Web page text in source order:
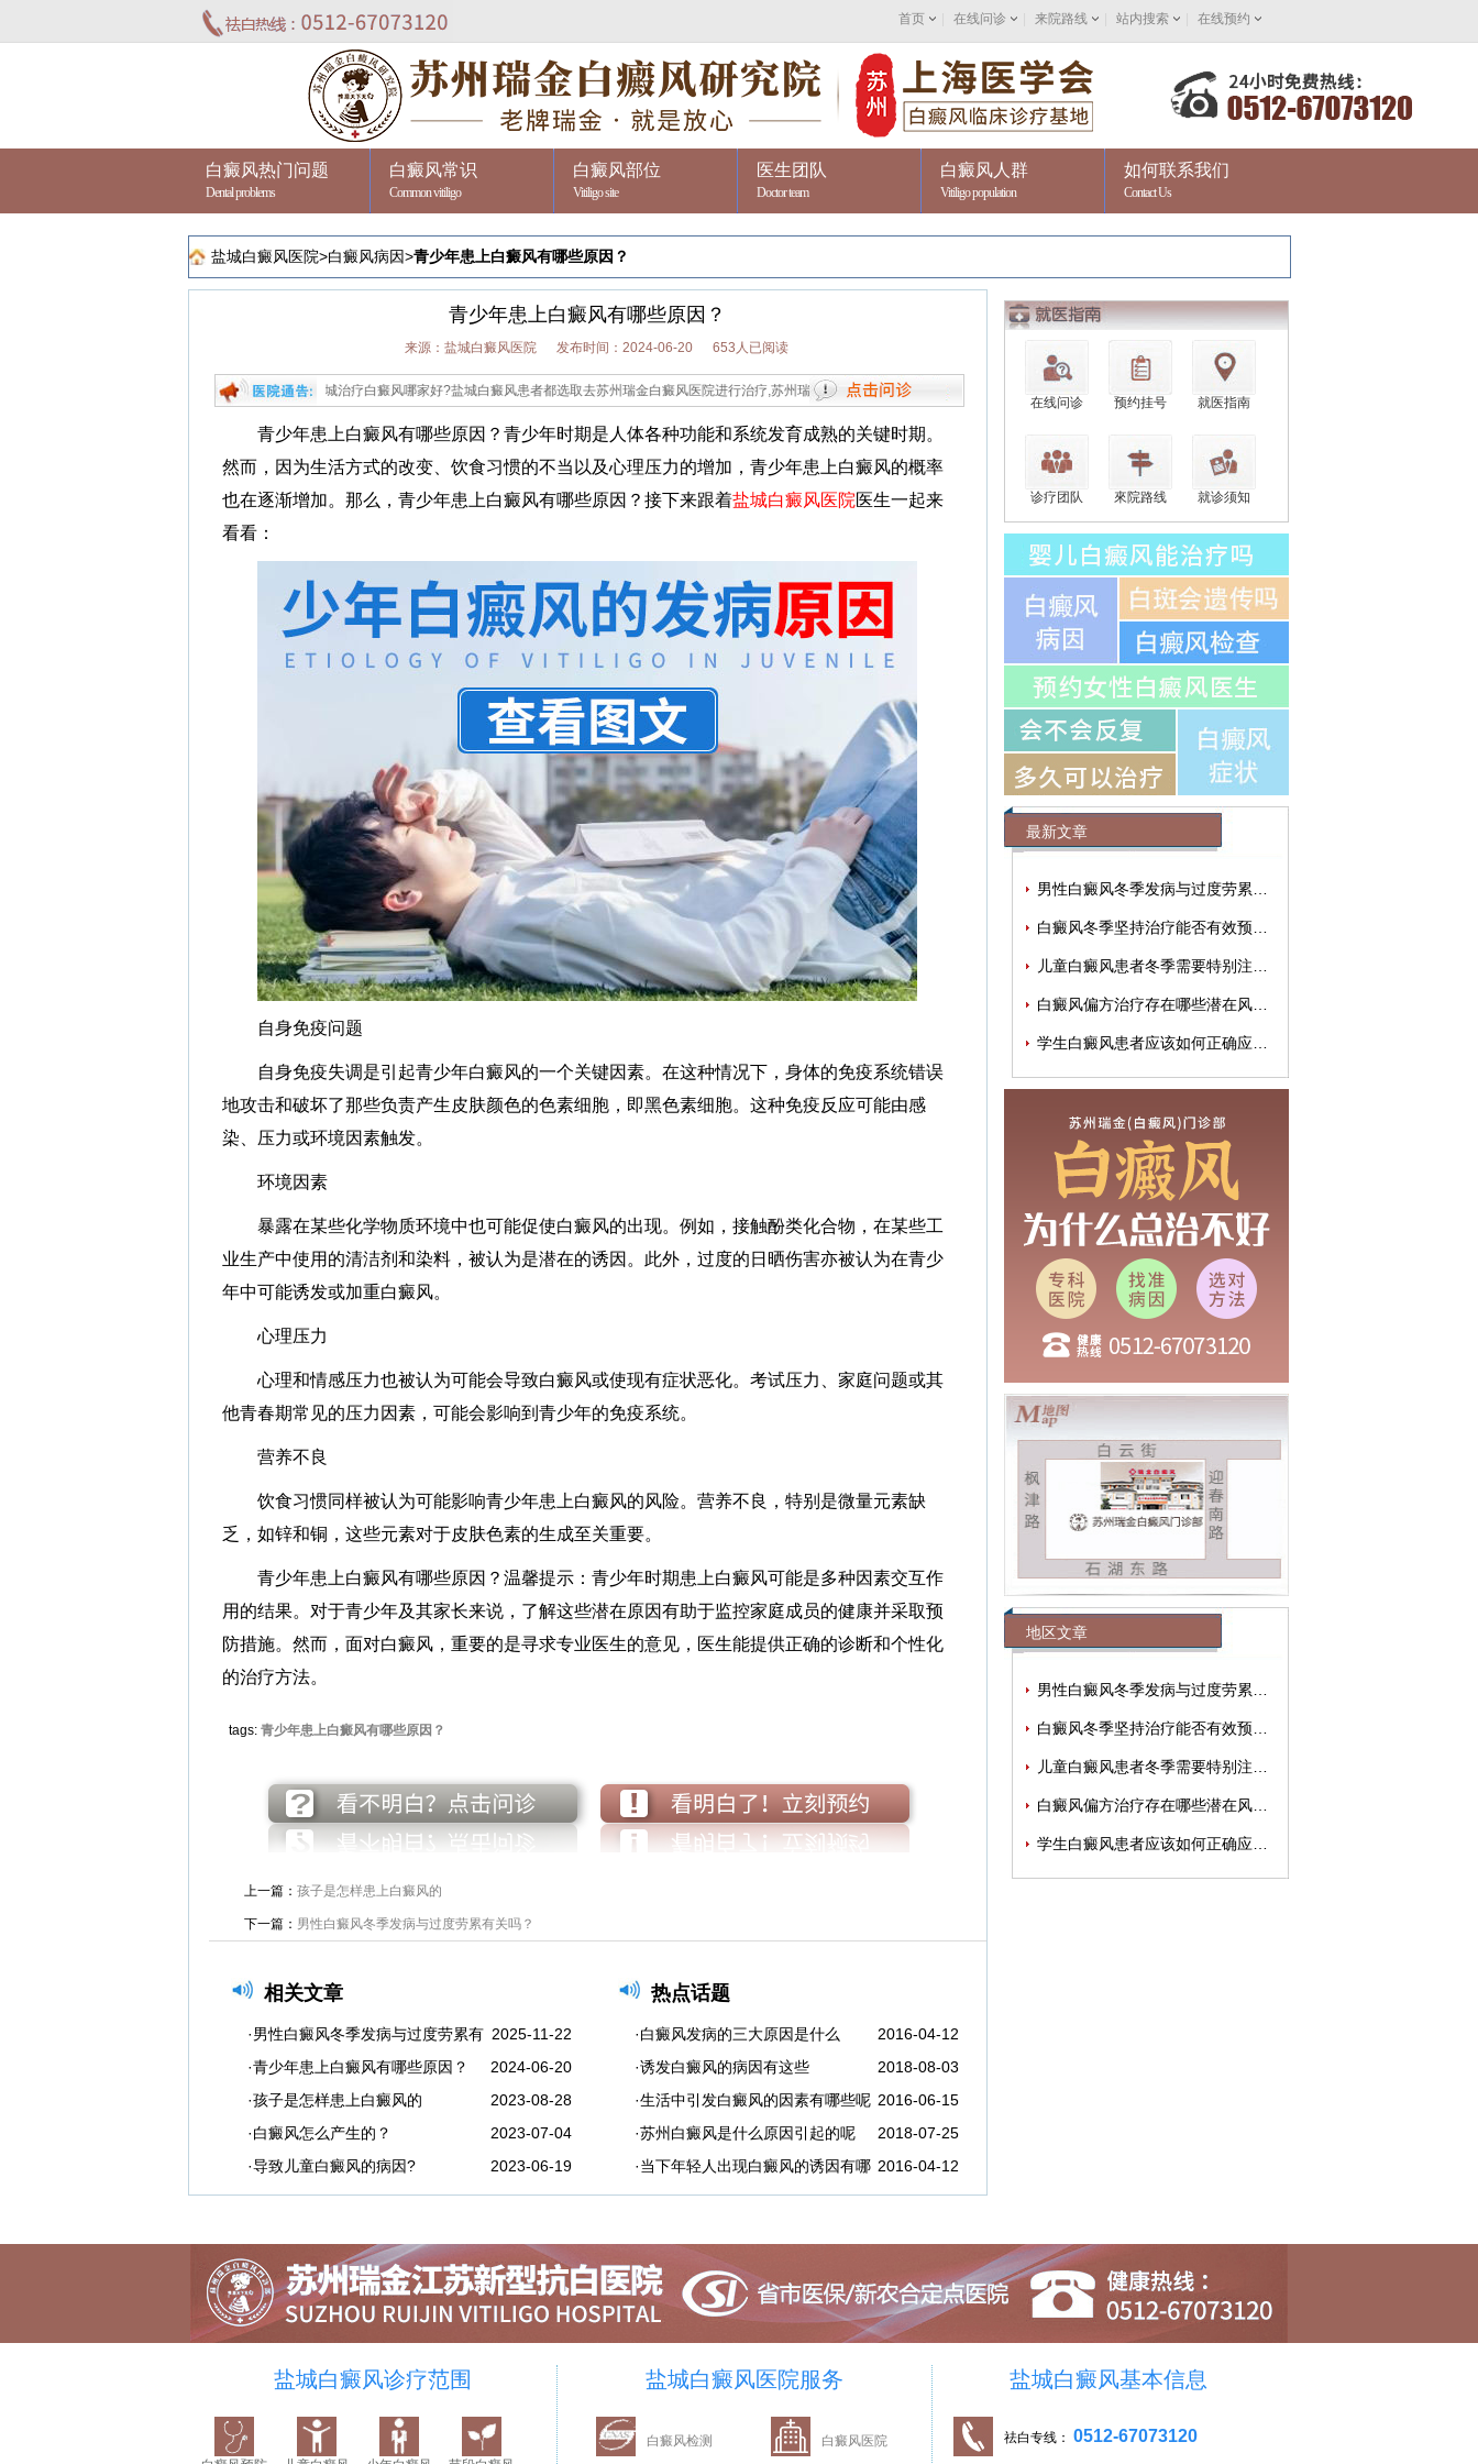
首页 在线问诊 来院路线 站内搜索 在线预约
白癜风热门问题
Dental problems
白癜风常识
Common vitiligo
白癜风部位
Vitiligo site
医生团队
Doctor team
白癜风人群
Vitiligo population
如何联系我们
Contact Us
盐城白癜风医院>白癜风病因>青少年患上白癜风有哪些原因？
青少年患上白癜风有哪些原因？
来源：盐城白癜风医院 发布时间：2024-06-20 653人已阅读
盐城治疗白癜风哪家好?盐城白癜风患者都选取去苏州瑞金白癜风医院进行治疗,苏州瑞金是江苏省专业祛白的专病专科医院,值得信赖和肯定！问诊热线：0512-67073120。
青少年患上白癜风有哪些原因？青少年时期是人体各种功能和系统发育成熟的关键时期。
然而，因为生活方式的改变、饮食习惯的不当以及心理压力的增加，青少年患上白癜风的概率
也在逐渐增加。那么，青少年患上白癜风有哪些原因？接下来跟着盐城白癜风医院医生一起来
看看：
自身免疫问题
自身免疫失调是引起青少年白癜风的一个关键因素。在这种情况下，身体的免疫系统错误
地攻击和破坏了那些负责产生皮肤颜色的色素细胞，即黑色素细胞。这种免疫反应可能由感
染、压力或环境因素触发。
环境因素
暴露在某些化学物质环境中也可能促使白癜风的出现。例如，接触酚类化合物，在某些工
业生产中使用的清洁剂和染料，被认为是潜在的诱因。此外，过度的日晒伤害亦被认为在青少
年中可能诱发或加重白癜风。
心理压力
心理和情感压力也被认为可能会导致白癜风或使现有症状恶化。考试压力、家庭问题或其
他青春期常见的压力因素，可能会影响到青少年的免疫系统。
营养不良
饮食习惯同样被认为可能影响青少年患上白癜风的风险。营养不良，特别是微量元素缺
乏，如锌和铜，这些元素对于皮肤色素的生成至关重要。
青少年患上白癜风有哪些原因？温馨提示：青少年时期患上白癜风可能是多种因素交互作
用的结果。对于青少年及其家长来说，了解这些潜在原因有助于监控家庭成员的健康并采取预
防措施。然而，面对白癜风，重要的是寻求专业医生的意见，医生能提供正确的诊断和个性化
的治疗方法。
tags: 青少年患上白癜风有哪些原因？
上一篇： 孩子是怎样患上白癜风的
下一篇： 男性白癜风冬季发病与过度劳累有关吗？
相关文章
·男性白癜风冬季发病与过度劳累有 2025-11-22
·青少年患上白癜风有哪些原因？
2024-06-20
·孩子是怎样患上白癜风的
2023-08-28
·白癜风怎么产生的？
2023-07-04
·导致儿童白癜风的病因?
2023-06-19
热点话题
·白癜风发病的三大原因是什么
2016-04-12
·诱发白癜风的病因有这些
2018-08-03
·生活中引发白癜风的因素有哪些呢 2016-06-15
·苏州白癜风是什么原因引起的呢
2018-07-25
·当下年轻人出现白癜风的诱因有哪 2016-04-12
在线问诊 预约挂号 就医指南
诊疗团队 來院路线 就诊须知
最新文章
白癜风偏方治疗存在哪些潜在风险？
地区文章
白癜风偏方治疗存在哪些潜在风险？
盐城白癜风诊疗范围 盐城白癜风医院服务
白癜风检测 白癜风医院
盐城白癜风基本信息
祛白专线： 0512-67073120